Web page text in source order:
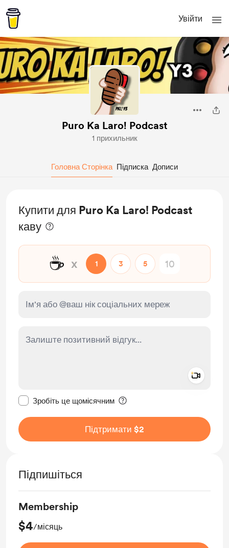
Увійти
Puro Ka Laro! Podcast
1 прихильник
Головна Сторінка Підписка Дописи
Купити для Puro Ka Laro! Podcast
каву
☕ x 1 3 5
Зробіть це щомісячним
Підтримати $2
Підпишіться
Membership
$4/місяць